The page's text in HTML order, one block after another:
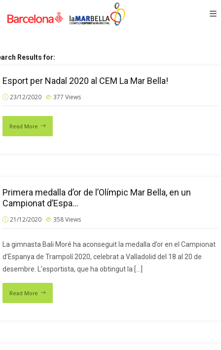
Results for:
Esport per Nadal 2020 al CEM La Mar Bella!
23/12/2020 377 Views
Read More
Primera medalla d’or de l’Olímpic Mar Bella, en un
Campionat d’Espa…
21/12/2020 358Views
La gimnasta Bali Moré ha aconseguit la medalla d’or en el Campionat
d’Espanya de Trampolí 2020, celebrat a Valladolid del 18 al 20 de
desembre. L’esportista, que ha obtingut la […]
Read More